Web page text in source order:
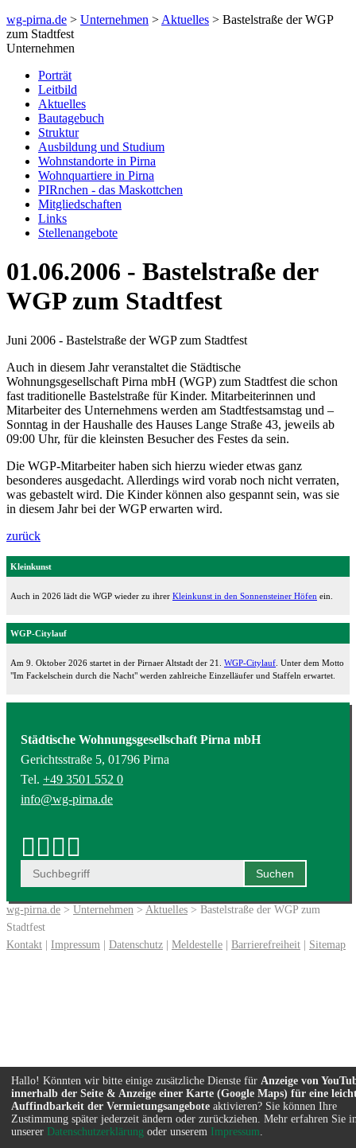
wg-pirna.de > Unternehmen > Aktuelles > Bastelstraße der WGP
zum Stadtfest
Unternehmen
Porträt
Leitbild
Aktuelles
Bautagebuch
Struktur
Ausbildung und Studium
Wohnstandorte in Pirna
Wohnquartiere in Pirna
PIRnchen - das Maskottchen
Mitgliedschaften
Links
Stellenangebote
01.06.2006 - Bastelstraße der
WGP zum Stadtfest
Juni 2006 - Bastelstraße der WGP zum Stadtfest
Auch in diesem Jahr veranstaltet die Städtische
Wohnungsgesellschaft Pirna mbH (WGP) zum Stadtfest die schon
fast traditionelle Bastelstraße für Kinder. Mitarbeiterinnen und
Mitarbeiter des Unternehmens werden am Stadtfestsamstag und –
Sonntag in der Haushalle des Hauses Lange Straße 43, jeweils ab
09:00 Uhr, für die kleinsten Besucher des Festes da sein.
Die WGP-Mitarbeiter haben sich hierzu wieder etwas ganz
besonderes ausgedacht. Allerdings wird vorab noch nicht verraten,
was gebastelt wird. Die Kinder können also gespannt sein, was sie
in diesem Jahr bei der WGP erwarten wird.
zurück
Kleinkunst
Auch in 2026 lädt die WGP wieder zu ihrer Kleinkunst in den Sonnensteiner Höfen ein.
WGP-Citylauf
Am 9. Oktober 2026 startet in der Pirnaer Altstadt der 21. WGP-Citylauf . Unter dem Motto
"Im Fackelschein durch die Nacht" werden zahlreiche Einzelläufer und Staffeln erwartet.
Städtische Wohnungsgesellschaft Pirna mbH
Gerichtsstraße 5, 01796 Pirna
Tel. +49 3501 552 0
info@wg-pirna.de
wg-pirna.de > Unternehmen > Aktuelles > Bastelstraße der WGP zum
Stadtfest
Kontakt | Impressum | Datenschutz | Meldestelle | Barrierefreiheit | Sitemap
Hallo! Könnten wir bitte einige zusätzliche Dienste für Anzeige von
innerhalb der Seite & Anzeige einer Karte (Google Maps) für eine
Auffindbarkeit der Vermietungsangebote aktivieren? Sie können Ihre
Zustimmung später jederzeit ändern oder zurückziehen. Mehr erfahren Sie
unserer Datenschutzerklärung oder unserem Impressum